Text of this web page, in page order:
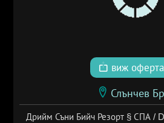
виж
Слънчев
Дрийм Съни Бийч Резорт § СПА /